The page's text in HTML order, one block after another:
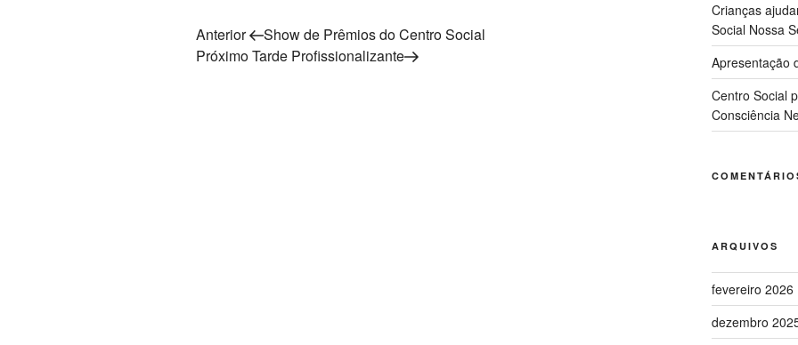
Navegação
de
Post
anterior
Anterior
Show de Prêmios do Centro Social
Próximo
PróximoTarde Profissionalizante
Crianças
Social Nossa
Apresentação
Centro Social
Consciência
ARQUIVOS
fevereiro 2026
dezembro